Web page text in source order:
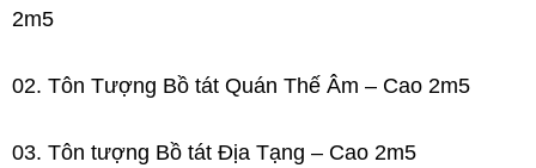
2m5
02. Tôn Tượng Bồ tát Quán Thế Âm – Cao 2m5
03. Tôn tượng Bồ tát Địa Tạng – Cao 2m5